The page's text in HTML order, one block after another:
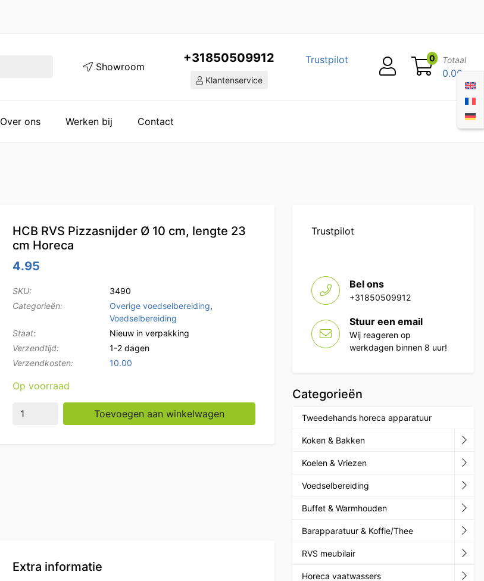
Showroom
+31850509912
Klantenservice
Trustpilot 0 Totaal
0.00
Over ons Werken bij Contact
HCB RVS Pizzasnijder Ø 10 cm, lengte 23
cm Horeca
4.95
SKU:
3490
Categorieën:
Overige voedselbereiding,
Voedselbereiding
Staat:
Nieuw in verpakking
Verzendtijd:
1-2 dagen
Verzendkosten:
10.00
Op voorraad
HCB RVS Pizzasnijder Ø 10 cm, lengte 23 cm Horeca aantal
Toevoegen aan winkelwagen
Extra informatie
Trustpilot
Bel ons
+31850509912
Stuur een email
Wij reageren op
werkdagen binnen 8 uur!
Categorieën
Tweedehands horeca apparatuur
Koken & Bakken
Koelen & Vriezen
Voedselbereiding
Buffet & Warmhouden
Barapparatuur & Koffie/Thee
RVS meubilair
Horeca vaatwassers